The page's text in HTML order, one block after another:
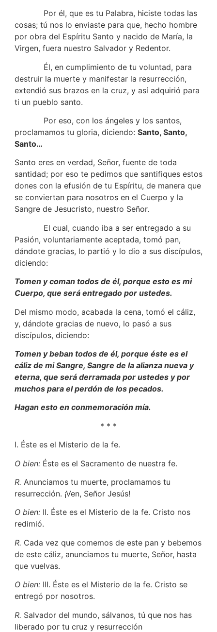
Por él, que es tu Palabra, hiciste todas las
cosas; tú nos lo enviaste para que, hecho hombre
por obra del Espíritu Santo y nacido de María, la
Virgen, fuera nuestro Salvador y Redentor.
Él, en cumplimiento de tu voluntad, para
destruir la muerte y manifestar la resurrección,
extendió sus brazos en la cruz, y así adquirió para
ti un pueblo santo.
Por eso, con los ángeles y los santos,
proclamamos tu gloria, diciendo: Santo, Santo,
Santo…
Santo eres en verdad, Señor, fuente de toda
santidad; por eso te pedimos que santifiques estos
dones con la efusión de tu Espíritu, de manera que
se conviertan para nosotros en el Cuerpo y la
Sangre de Jesucristo, nuestro Señor.
El cual, cuando iba a ser entregado a su
Pasión, voluntariamente aceptada, tomó pan,
dándote gracias, lo partió y lo dio a sus discípulos,
diciendo:
Tomen y coman todos de él, porque esto es mi
Cuerpo, que será entregado por ustedes.
Del mismo modo, acabada la cena, tomó el cáliz,
y, dándote gracias de nuevo, lo pasó a sus
discípulos, diciendo:
Tomen y beban todos de él, porque éste es el
cáliz de mi Sangre, Sangre de la alianza nueva y
eterna, que será derramada por ustedes y por
muchos para el perdón de los pecados.
Hagan esto en conmemoración mía.
* * *
I. Éste es el Misterio de la fe.
O bien: Éste es el Sacramento de nuestra fe.
R. Anunciamos tu muerte, proclamamos tu
resurrección. ¡Ven, Señor Jesús!
O bien: II. Éste es el Misterio de la fe. Cristo nos
redimió.
R. Cada vez que comemos de este pan y bebemos
de este cáliz, anunciamos tu muerte, Señor, hasta
que vuelvas.
O bien: III. Éste es el Misterio de la fe. Cristo se
entregó por nosotros.
R. Salvador del mundo, sálvanos, tú que nos has
liberado por tu cruz y resurrección